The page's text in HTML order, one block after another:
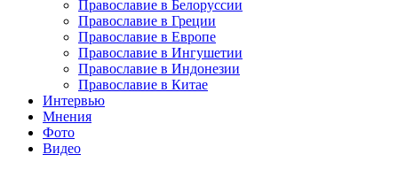
Православие в Белоруссии
Православие в Греции
Православие в Европе
Православие в Ингушетии
Православие в Индонезии
Православие в Китае
Интервью
Мнения
Фото
Видео